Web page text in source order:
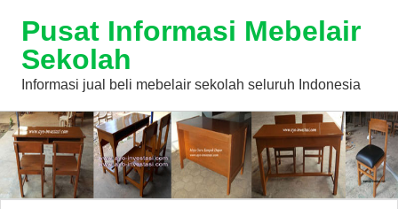
Pusat Informasi Mebelair
Sekolah
Informasi jual beli mebelair sekolah seluruh Indonesia